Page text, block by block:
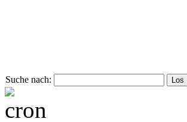
Suche nach: